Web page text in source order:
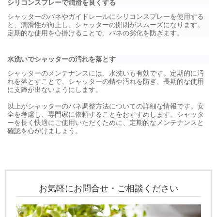
シリコンスプレーで潤滑を良くする
シャッターのバネやガイドレールにシリコンスプレーを使用する
と、潤滑性が向上し、シャッターの開閉がスムーズになります。
定期的な使用を心掛けることで、バネの劣化を防ぎます。
水洗いでシャッターの汚れを落とす
シャッターのメンテナンスには、水洗いも有効です。定期的に汚
れを落とすことで、シャッターの錆や汚れを防ぎ、長期的な使用
に支障が出ないようにします。
以上がシャッターのバネ調整方法についての詳細な情報です。安
全を考慮し、専門家に依頼することをおすすめします。シャッタ
ーを長く快適にご使用いただくために、定期的なメンテナンスと
確認を心がけましょう。
お気軽にお問合せ・ご相談ください